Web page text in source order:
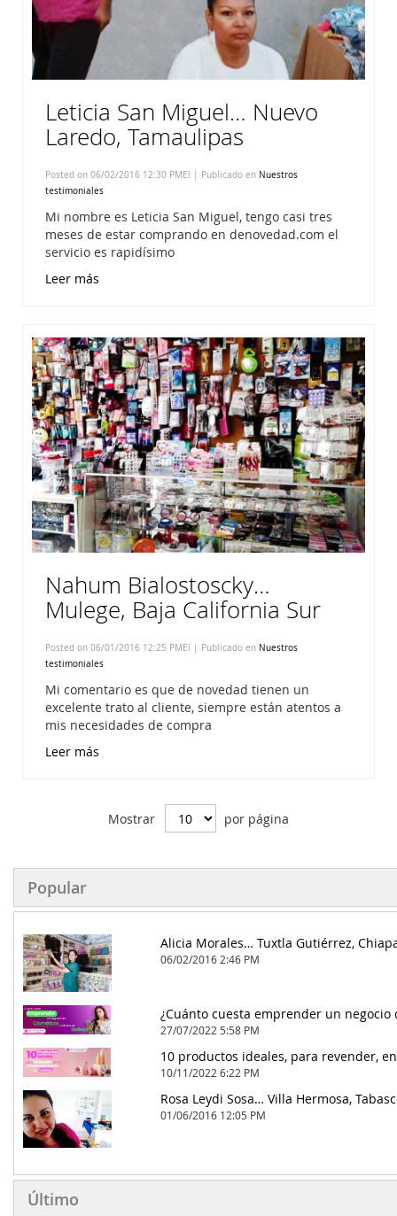
Leticia San Miguel… Nuevo
Laredo, Tamaulipas
Posted on 06/02/2016 12:30 PMEl | Publicado en Nuestros
testimoniales
Mi nombre es Leticia San Miguel, tengo casi tres
meses de estar comprando en denovedad.com el
servicio es rapidísimo
Leer más
Nahum Bialostoscky…
Mulege, Baja California Sur
Posted on 06/01/2016 12:25 PMEl | Publicado en Nuestros
testimoniales
Mi comentario es que de novedad tienen un
excelente trato al cliente, siempre están atentos a
mis necesidades de compra
Leer más
Mostrar por página
Popular
Alicia Morales… Tuxtla Gutiérrez,
06/02/2016 2:46 PM
27/07/2022 5:58 PM
10/11/2022 6:22 PM
Rosa Leydi Sosa… Villa Hermosa,
01/06/2016 12:05 PM
Último